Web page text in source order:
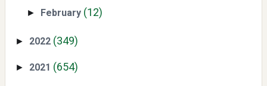
Kepatuhan Pajak
► February (12)
► 2022 (349)
► 2021 (654)